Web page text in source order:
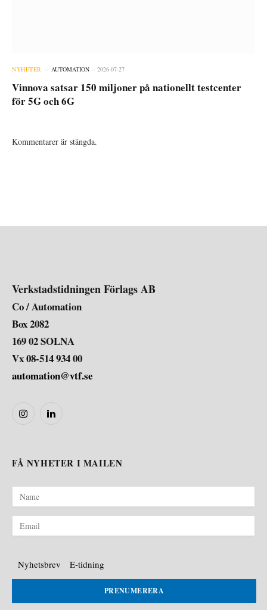
NYHETER AUTOMATION 2026-07-27
Vinnova satsar 150 miljoner på nationellt testcenter
för 5G och 6G
Kommentarer är stängda.
Verkstadstidningen Förlags AB
Co / Automation
Box 2082
169 02 SOLNA
Vx 08-514 934 00
automation@vtf.se
InstagramLinkedIn
FÅ NYHETER I MAILEN
Nyhetsbrev E-tidning
PRENUMERERA